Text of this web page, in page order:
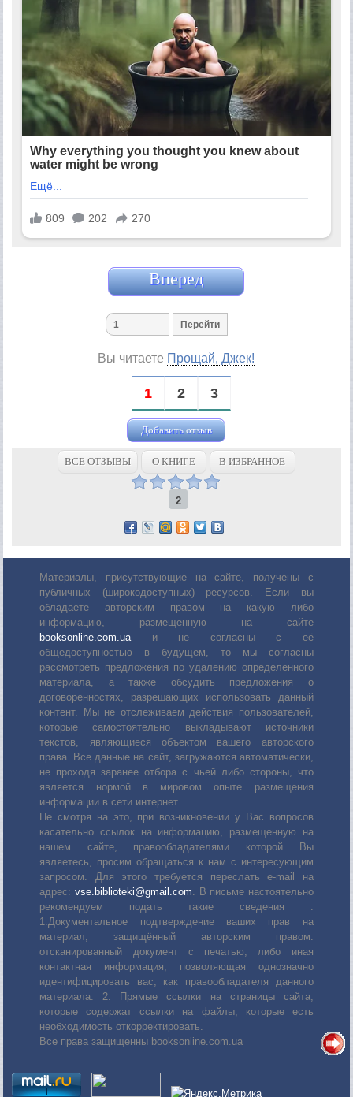
Вперед
Вы читаете Прощай, Джек!
1 2 3
Добавить отзыв
ВСЕ ОТЗЫВЫ О КНИГЕ В ИЗБРАННОЕ
2
Материалы, присутствующие на сайте, получены с
публичных (широкодоступных) ресурсов. Если вы
обладаете авторским правом на какую либо
информацию, размещенную на сайте
booksonline.com.uaи не согласны с её
общедоступностью в будущем, то мы согласны
рассмотреть предложения по удалению определенного
материала, а также обсудить предложения о
договоренностях, разрешающих использовать данный
контент. Мы не отслеживаем действия пользователей,
которые самостоятельно выкладывают источники
текстов, являющиеся объектом вашего авторского
права. Все данные на сайт, загружаются автоматически,
не проходя заранее отбора с чьей либо стороны, что
является нормой в мировом опыте размещения
информации в сети интернет.
Не смотря на это, при возникновении у Вас вопросов
касательно ссылок на информацию, размещенную на
нашем сайте, правообладателями которой Вы
являетесь, просим обращаться к нам с интересующим
запросом. Для этого требуется переслать е-mail на
адрес: vse.biblioteki@gmail.com. В письме настоятельно
рекомендуем подать такие сведения :
1.Документальное подтверждение ваших прав на
материал, защищённый авторским правом:
отсканированный документ с печатью, либо иная
контактная информация, позволяющая однозначно
идентифицировать вас, как правообладателя данного
материала. 2. Прямые ссылки на страницы сайта,
которые содержат ссылки на файлы, которые есть
необходимость откорректировать.
Все права защищенны booksonline.com.ua